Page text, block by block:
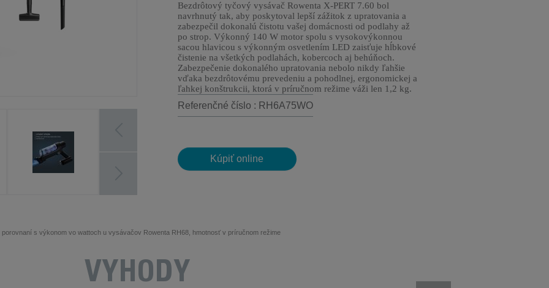
Bezdrôtový tyčový vysávač Rowenta X-PERT 7.60 bol
navrhnutý tak, aby poskytoval lepší zážitok z upratovania a
zabezpečil dokonalú čistotu vašej domácnosti od podlahy až
po strop. Výkonný 140 W motor spolu s vysokovýkonnou
sacou hlavicou s výkonným osvetlením LED zaisťuje hĺbkové
čistenie na všetkých podlahách, kobercoch aj behúňoch.
Zabezpečenie dokonalého upratovania nebolo nikdy ľahšie
vďaka bezdrôtovému prevedeniu a pohodlnej, ergonomickej a
ľahkej konštrukcii, ktorá v príručnom režime váži len 1,2 kg.
Referenčné číslo : RH6A75WO
Kúpiť online
porovnaní s výkonom vo wattoch u vysávačov Rowenta RH68, hmotnosť v príručnom režime
VÝHODY